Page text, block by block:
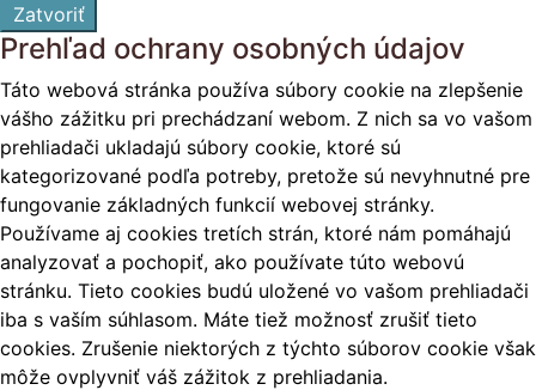
Zatvoriť
Prehľad ochrany osobných údajov
Táto webová stránka používa súbory cookie na zlepšenie
vášho zážitku pri prechádzaní webom. Z nich sa vo vašom
prehliadači ukladajú súbory cookie, ktoré sú
kategorizované podľa potreby, pretože sú nevyhnutné pre
fungovanie základných funkcií webovej stránky.
Používame aj cookies tretích strán, ktoré nám pomáhajú
analyzovať a pochopiť, ako používate túto webovú
stránku. Tieto cookies budú uložené vo vašom prehliadači
iba s vaším súhlasom. Máte tiež možnosť zrušiť tieto
cookies. Zrušenie niektorých z týchto súborov cookie však
môže ovplyvniť váš zážitok z prehliadania.